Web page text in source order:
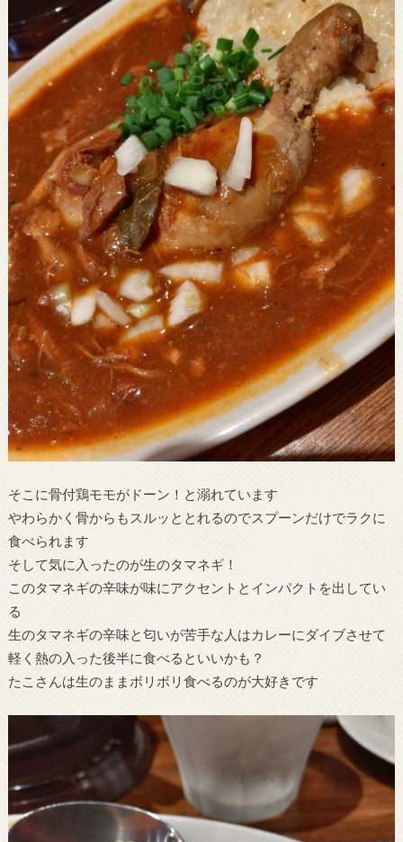
そこに骨付鶏モモがドーン！と溺れています
やわらかく骨からもスルッととれるのでスプーンだけでラクに
食べられます
そして気に入ったのが生のタマネギ！
このタマネギの辛味が味にアクセントとインパクトを出してい
る
生のタマネギの辛味と匂いが苦手な人はカレーにダイブさせて
軽く熱の入った後半に食べるといいかも？
たこさんは生のままボリボリ食べるのが大好きです